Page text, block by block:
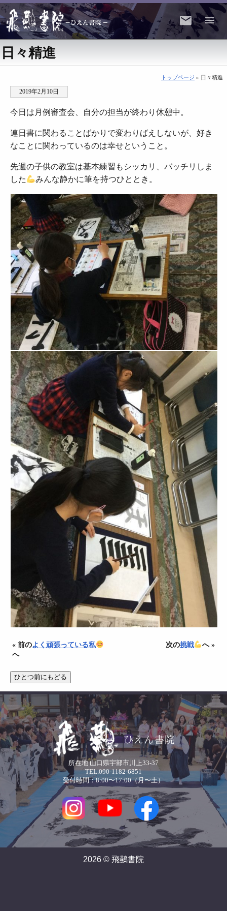
日々精進
トップページ » 日々精進
2019年2月10日
今日は月例審査会、自分の担当が終わり休憩中。
連日書に関わることばかりで変わりばえしないが、好き
なことに関わっているのは幸せということ。
先週の子供の教室は基本練習もシッカリ、バッチリしま
した
みんな静かに筆を持つひととき。
« 前のよく頑張っている私
へ
次の挑戦 へ »
所在地 山口県宇部市川上33-37
TEL.090-1182-6851
受付時間：8:00〜17:00（月〜土）
2026 © 飛䴏書院